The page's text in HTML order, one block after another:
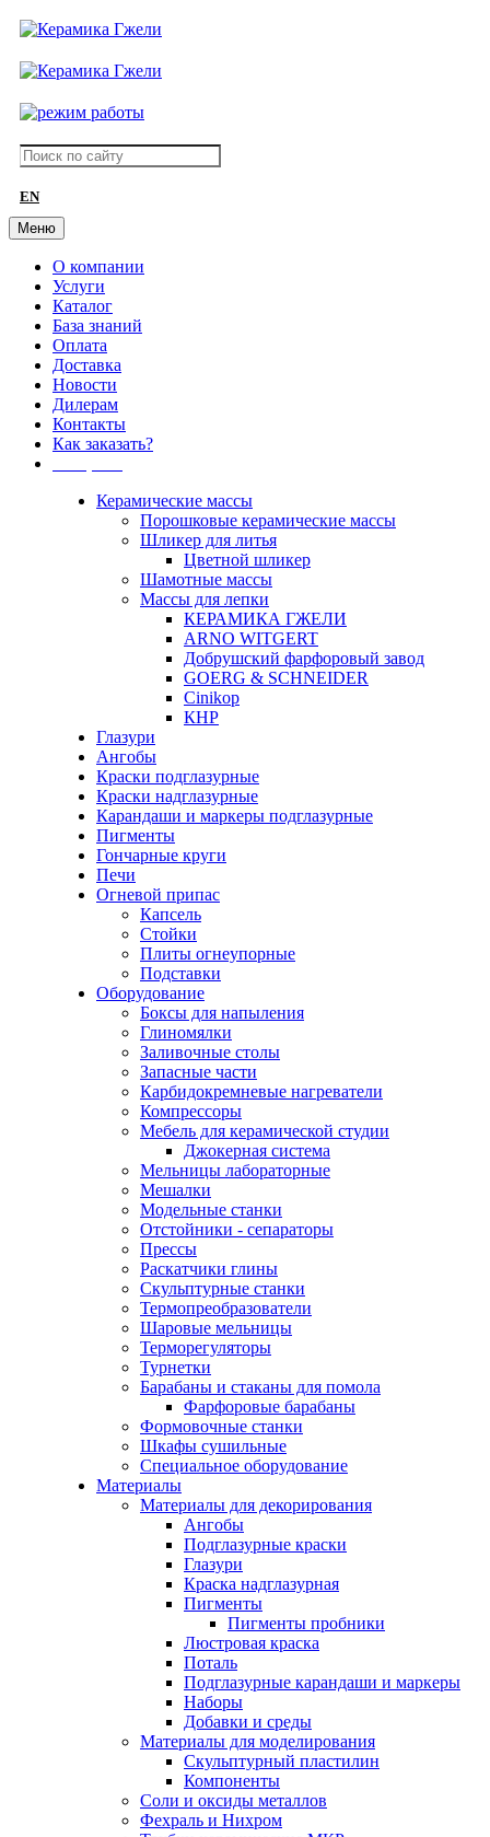
EN
Меню
О компании
Услуги
Каталог
База знаний
Оплата
Доставка
Новости
Дилерам
Контакты
Как заказать?
Керамические массы
Порошковые керамические массы
Шликер для литья
Цветной шликер
Шамотные массы
Массы для лепки
КЕРАМИКА ГЖЕЛИ
ARNO WITGERT
Добрушский фарфоровый завод
GOERG & SCHNEIDER
Cinikop
КНР
Глазури
Ангобы
Краски подглазурные
Краски надглазурные
Карандаши и маркеры подглазурные
Пигменты
Гончарные круги
Печи
Огневой припас
Капсель
Стойки
Плиты огнеупорные
Подставки
Оборудование
Боксы для напыления
Глиномялки
Заливочные столы
Запасные части
Карбидокремневые нагреватели
Компрессоры
Мебель для керамической студии
Джокерная система
Мельницы лабораторные
Мешалки
Модельные станки
Отстойники - сепараторы
Прессы
Раскатчики глины
Скульптурные станки
Термопреобразователи
Шаровые мельницы
Терморегуляторы
Турнетки
Барабаны и стаканы для помола
Фарфоровые барабаны
Формовочные станки
Шкафы сушильные
Специальное оборудование
Материалы
Материалы для декорирования
Ангобы
Подглазурные краски
Глазури
Краска надглазурная
Пигменты
Пигменты пробники
Люстровая краска
Поталь
Подглазурные карандаши и маркеры
Наборы
Добавки и среды
Материалы для моделирования
Скульптурный пластилин
Компоненты
Соли и оксиды металлов
Фехраль и Нихром